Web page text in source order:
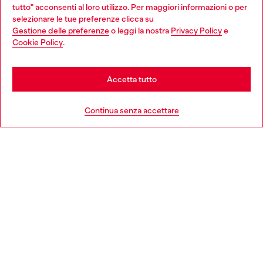
tutto" acconsenti al loro utilizzo. Per maggiori informazioni o per
selezionare le tue preferenze clicca su
Gestione delle preferenzeo leggi la nostra Privacy Policye
Cookie Policy.
Continua senza accettare
Accetta tutto
Choose your location
You are currently browsing Italia website, but it seems you may
be based in United States